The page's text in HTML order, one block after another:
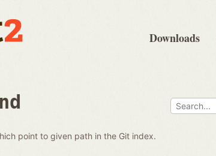
Downloads
point to given path in the Git index.